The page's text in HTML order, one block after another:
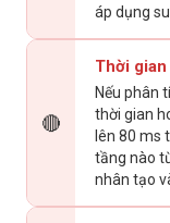
áp dụng
🔴
Thời
Nếu phân
thời gian
lên 80 ms
tầng nào
nhân tạo